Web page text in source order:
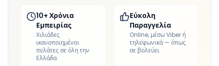
10+ Χρόνια
Εμπειρίας
Χιλιάδες
ικανοποιημένοι
πελάτες σε όλη την
Ελλάδα
Εύκολη
Παραγγελία
Online, μέσω Viber ή
τηλεφωνικά — όπως
σε βολεύει